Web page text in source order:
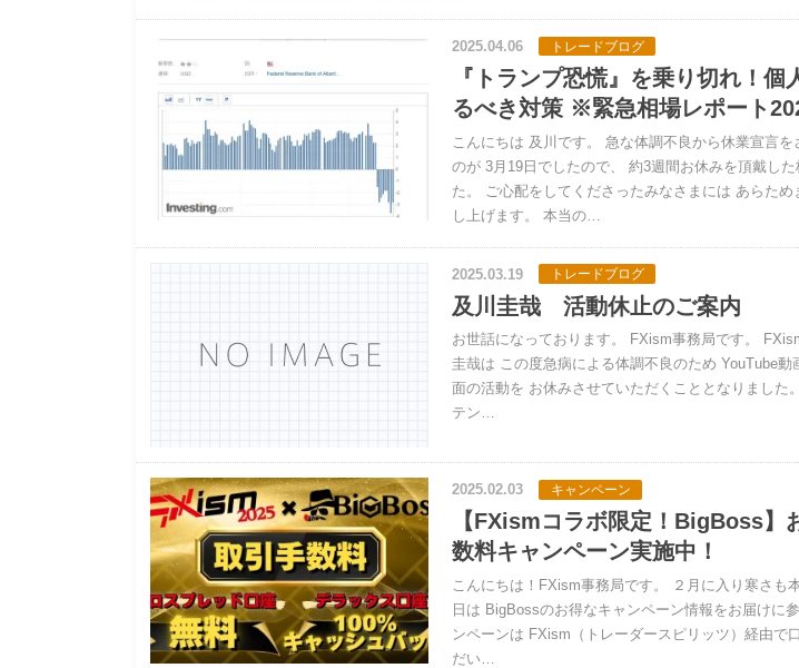
2025.04.06 トレードブログ
『トランプ恐慌』を乗り切れ！個
るべき対策 ※緊急相場レポート
こんにちは 及川です。 急な体調不良から休業宣言を
のが 3月19日でしたので、 約3週間お休みを頂戴した
た。 ご心配をしてくださったみなさまには あらため
し上げます。 本当の…
2025.03.19 トレードブログ
及川圭哉 活動休止のご案内
お世話になっております。 FXism事務局です。
圭哉は この度急病による体調不良のため YouTube動
面の活動を お休みさせていただくこととなりました
テン…
2025.02.03 キャンペーン
【FXismコラボ限定！BigBoss】
数料キャンペーン実施中！
こんにちは！FXism事務局です。 ２月に入り寒さも
日は BigBossのお得なキャンペーン情報をお届けに
ンペーンは FXism（トレーダースピリッツ）経由で
だい…